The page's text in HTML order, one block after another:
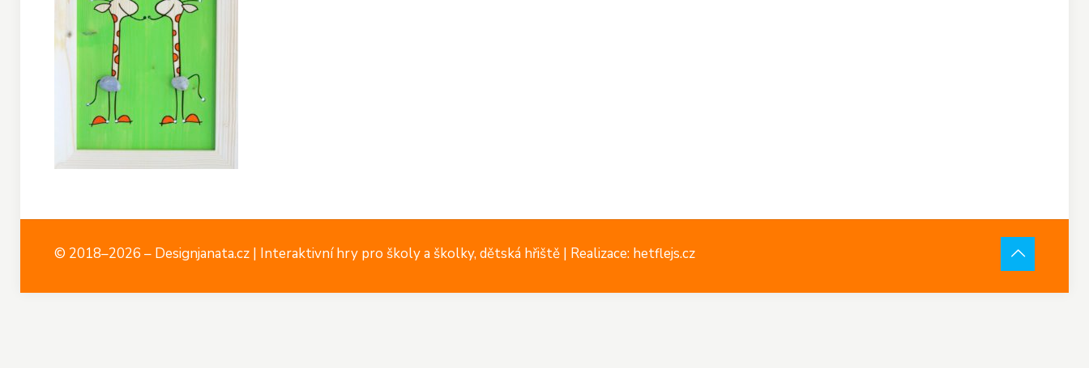
© 2018–2026 – Designjanata.cz | Interaktivní hry pro školy a školky, dětská hřiště | Realizace: hetflejs.cz